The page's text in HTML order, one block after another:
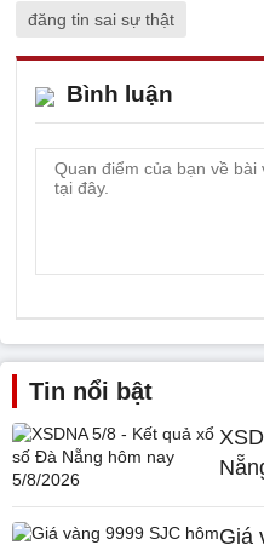
đăng tin sai sự thật
Bình luận
Tin nổi bật
Giá